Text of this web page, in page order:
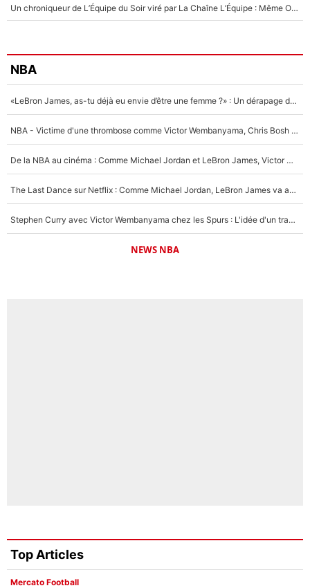
Un chroniqueur de L’Équipe du Soir viré par La Chaîne L’Équipe : Même Olivier Ménard n’avait pas pu empêcher son départ, «je l’ai appris sur Twitter, je l’ai vécu assez mal»
NBA
«LeBron James, as-tu déjà eu envie d’être une femme ?» : Un dérapage de Donald Trump sur la superstar de la NBA refait surface
NBA - Victime d'une thrombose comme Victor Wembanyama, Chris Bosh prévient le Français des risques sur sa santé : «J’ai failli mourir sur le coup et j’ai été ramené à la vie»
De la NBA au cinéma : Comme Michael Jordan et LeBron James, Victor Wembanyama rêve d'une carrière d'acteur !
The Last Dance sur Netflix : Comme Michael Jordan, LeBron James va avoir le droit à sa série !
Stephen Curry avec Victor Wembanyama chez les Spurs : L'idée d'un trade historique est lancée en NBA !
NEWS NBA
Top Articles
Mercato Football